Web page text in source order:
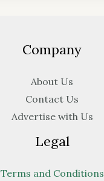
Company
About Us
Contact Us
Advertise with Us
Legal
Terms and Conditions